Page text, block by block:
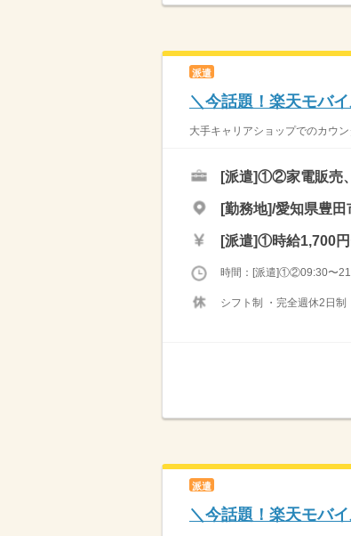
派遣
＼今話題！楽天モバ
大手キャリアショップでのカウ
[派遣]①②家電販売
[勤務地]/愛知県豊田
[派遣]①時給1,700
時間：[派遣]①②09:30〜
シフト制 ・完全週休2日
派遣
＼今話題！楽天モバ